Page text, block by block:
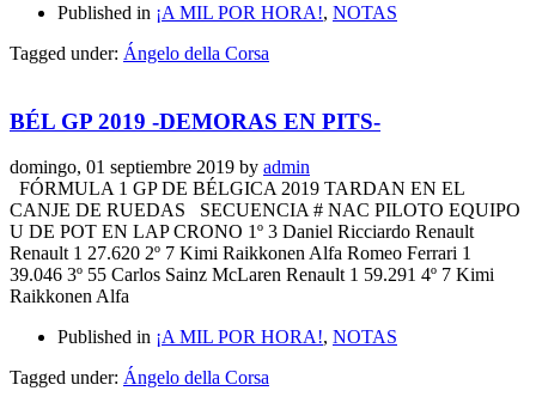
Published in ¡A MIL POR HORA!, NOTAS
Tagged under: Ángelo della Corsa
BÉL GP 2019 -DEMORAS EN PITS-
domingo, 01 septiembre 2019 by admin
FÓRMULA 1 GP DE BÉLGICA 2019 TARDAN EN EL
CANJE DE RUEDAS SECUENCIA # NAC PILOTO EQUIPO
U DE POT EN LAP CRONO 1º 3 Daniel Ricciardo Renault
Renault 1 27.620 2º 7 Kimi Raikkonen Alfa Romeo Ferrari 1
39.046 3º 55 Carlos Sainz McLaren Renault 1 59.291 4º 7 Kimi
Raikkonen Alfa
Published in ¡A MIL POR HORA!, NOTAS
Tagged under: Ángelo della Corsa